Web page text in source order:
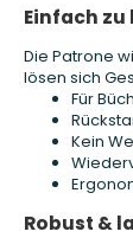
Einfach
Die Patrone
lösen sich
Für
Kein
Robust &